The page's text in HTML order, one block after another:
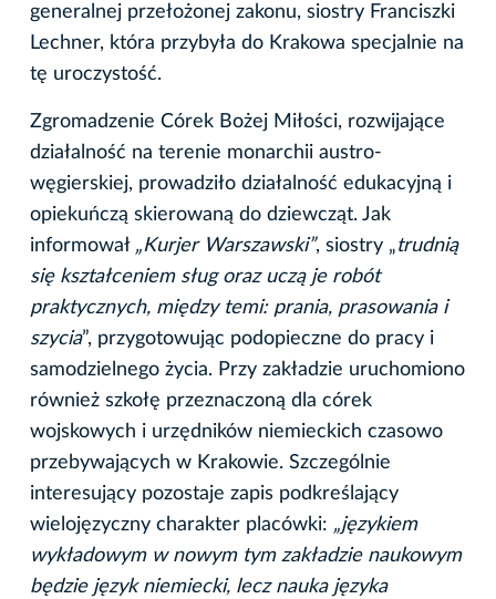
generalnej przełożonej zakonu, siostry Franciszki
Lechner, która przybyła do Krakowa specjalnie na
tę uroczystość.
Zgromadzenie Córek Bożej Miłości, rozwijające
działalność na terenie monarchii austro-
węgierskiej, prowadziło działalność edukacyjną i
opiekuńczą skierowaną do dziewcząt. Jak
informował „Kurjer Warszawski”, siostry „trudnią
się kształceniem sług oraz uczą je robót
praktycznych, między temi: prania, prasowania i
szycia”, przygotowując podopieczne do pracy i
samodzielnego życia. Przy zakładzie uruchomiono
również szkołę przeznaczoną dla córek
wojskowych i urzędników niemieckich czasowo
przebywających w Krakowie. Szczególnie
interesujący pozostaje zapis podkreślający
wielojęzyczny charakter placówki: „językiem
wykładowym w nowym tym zakładzie naukowym
będzie język niemiecki, lecz nauka języka